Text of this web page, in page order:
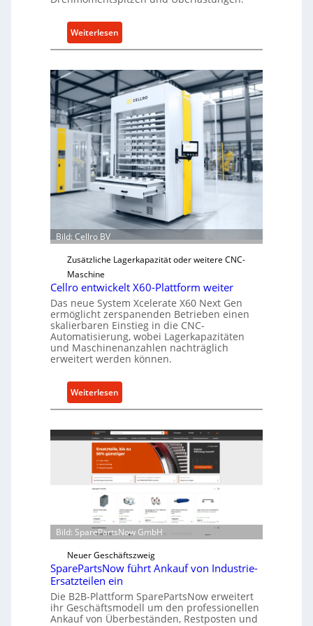
n
5
%
ü
b
e
r
V
o
r
j
a
h
r
Weiterlesen:
M
c
h
n
i
c
h
e
r
Ü
b
r
s
t
s
c
u
t
z
f
ü
r
i
i
r
k
t
A
n
Bild: Cellro BV
Zusätzliche Lagerkapazität oder weitere CNC-
Maschine
Cellro entwickelt X60-Plattform weiter
Das neue System Xcelerate X60 Next Gen
ermöglicht zerspanenden Betrieben einen
skalierbaren Einstieg in die CNC-
Automatisierung, wobei Lagerkapazitäten
und Maschinenanzahlen nachträglich
erweitert werden können.
Weiterlesen:
C
l
l
n
t
w
i
c
k
e
l
Bild: SparePartsNow GmbH
Neuer Geschäftszweig
SparePartsNow führt Ankauf von Industrie-
Ersatzteilen ein
Die B2B-Plattform SparePartsNow erweitert
ihr Geschäftsmodell um den professionellen
Ankauf von Überbeständen, Restposten und